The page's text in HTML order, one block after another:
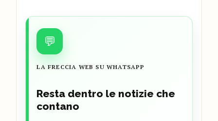
💬
LA FRECCIA WEB SU WHATSAPP
Resta dentro le notizie che
contano